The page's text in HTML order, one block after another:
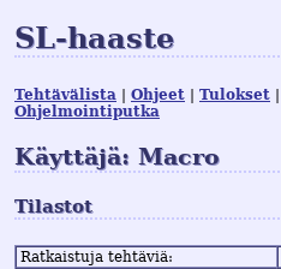
SL-haaste
Tehtävälista Ohjeet
Tulokset
Ohjelmointiputka
Käyttäjä: Macro
Tilastot
Ratkaistuja tehtäviä: